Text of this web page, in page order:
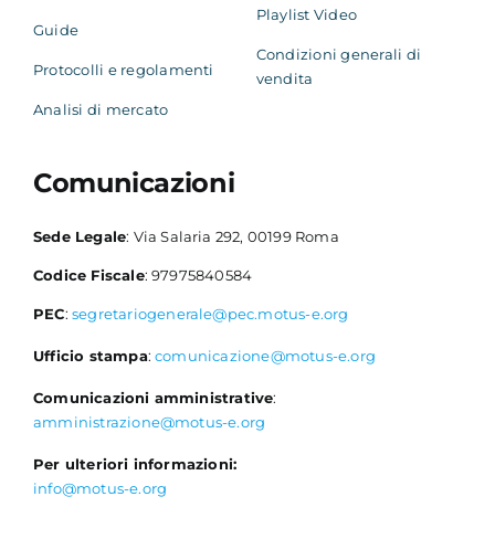
Guide
Protocolli e regolamenti
Analisi di mercato
Playlist Video
Condizioni generali di
vendita
Comunicazioni
Sede Legale: Via Salaria 292, 00199 Roma
Codice Fiscale: 97975840584
PEC: segretariogenerale@pec.motus-e.org
Ufficio stampa:comunicazione@motus-e.org
Comunicazioni amministrative:
amministrazione@motus-e.org
Per ulteriori informazioni:
info@motus-e.org